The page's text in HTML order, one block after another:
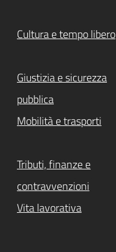
Cultura e tempo libero
Giustizia e sicurezza
pubblica
Mobilità e trasporti
Tributi, finanze e
contravvenzioni
Vita lavorativa